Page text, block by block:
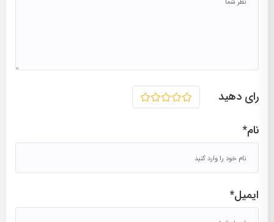
رای دهید 5
4
3
2
نام*
ایمیل*